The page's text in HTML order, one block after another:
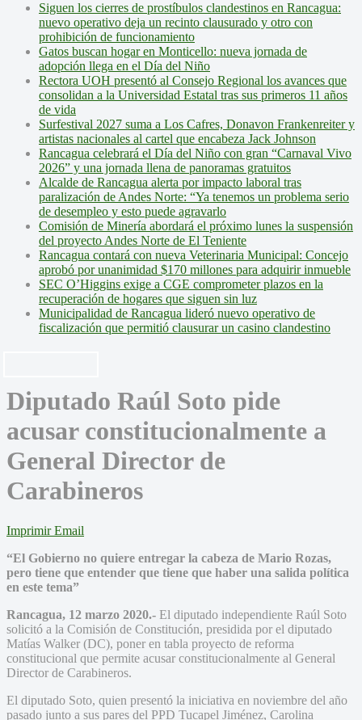
Siguen los cierres de prostíbulos clandestinos en Rancagua:
nuevo operativo deja un recinto clausurado y otro con
prohibición de funcionamiento
Gatos buscan hogar en Monticello: nueva jornada de
adopción llega en el Día del Niño
Rectora UOH presentó al Consejo Regional los avances que
consolidan a la Universidad Estatal tras sus primeros 11 años
de vida
Surfestival 2027 suma a Los Cafres, Donavon Frankenreiter y
artistas nacionales al cartel que encabeza Jack Johnson
Rancagua celebrará el Día del Niño con gran “Carnaval Vivo
2026” y una jornada llena de panoramas gratuitos
Alcalde de Rancagua alerta por impacto laboral tras
paralización de Andes Norte: “Ya tenemos un problema serio
de desempleo y esto puede agravarlo
Comisión de Minería abordará el próximo lunes la suspensión
del proyecto Andes Norte de El Teniente
Rancagua contará con nueva Veterinaria Municipal: Concejo
aprobó por unanimidad $170 millones para adquirir inmueble
SEC O’Higgins exige a CGE comprometer plazos en la
recuperación de hogares que siguen sin luz
Municipalidad de Rancagua lideró nuevo operativo de
fiscalización que permitió clausurar un casino clandestino
Diputado Raúl Soto pide
acusar constitucionalmente a
General Director de
Carabineros
Imprimir Email
“El Gobierno no quiere entregar la cabeza de Mario Rozas,
pero tiene que entender que tiene que haber una salida política
en este tema”
Rancagua, 12 marzo 2020.- El diputado independiente Raúl Soto
solicitó a la Comisión de Constitución, presidida por el diputado
Matías Walker (DC), poner en tabla proyecto de reforma
constitucional que permite acusar constitucionalmente al General
Director de Carabineros.
El diputado Soto, quien presentó la iniciativa en noviembre del año
pasado junto a sus pares del PPD Tucapel Jiménez, Carolina